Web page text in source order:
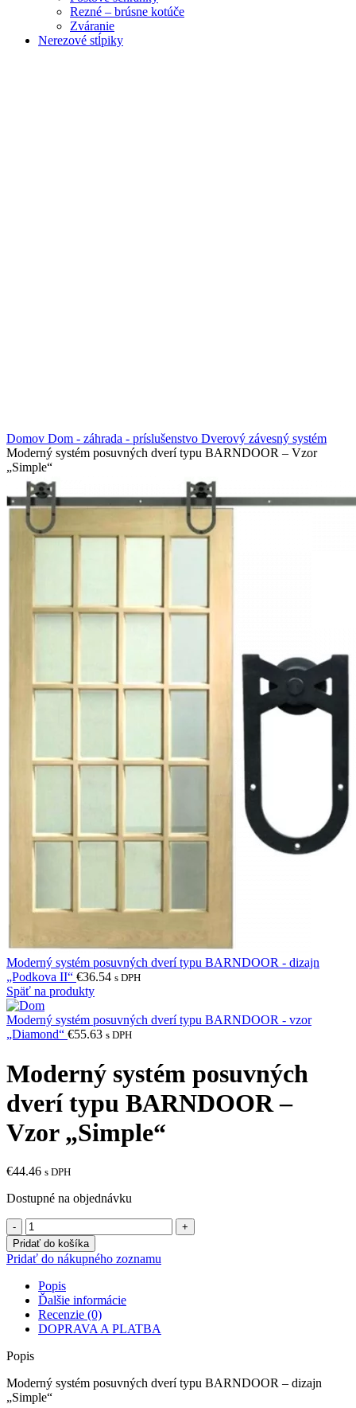
Rezné – brúsne kotúče
Zváranie
Nerezové stĺpiky
Domov Dom - záhrada - príslušenstvo Dverový závesný systém
Moderný systém posuvných dverí typu BARNDOOR – Vzor
„Simple“
Moderný systém posuvných dverí typu BARNDOOR - dizajn
„Podkova II“ €36.54 s DPH
Späť na produkty
Moderný systém posuvných dverí typu BARNDOOR - vzor
„Diamond“ €55.63 s DPH
Moderný systém posuvných
dverí typu BARNDOOR –
Vzor „Simple“
€44.46 s DPH
Dostupné na objednávku
množstvo
Moderný
systém
posuvných
dverí
typu
BARNDOOR
-
Vzor
"Simple"
Pridať do košíka
Pridať do nákupného zoznamu
Popis
Ďalšie informácie
Recenzie (0)
DOPRAVA A PLATBA
Popis
Moderný systém posuvných dverí typu BARNDOOR – dizajn
„Simple“